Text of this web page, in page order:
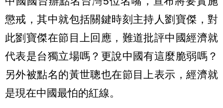
懲戒，其中就包括關鍵時刻主持人劉寶傑，對
此劉寶傑在節目上回應，難道批評中國經濟就
代表是台獨立場嗎？更說中國有這麼脆弱嗎？
另外被點名的黃世聰也在節目上表示，經濟就
是現在中國最怕的紅線。